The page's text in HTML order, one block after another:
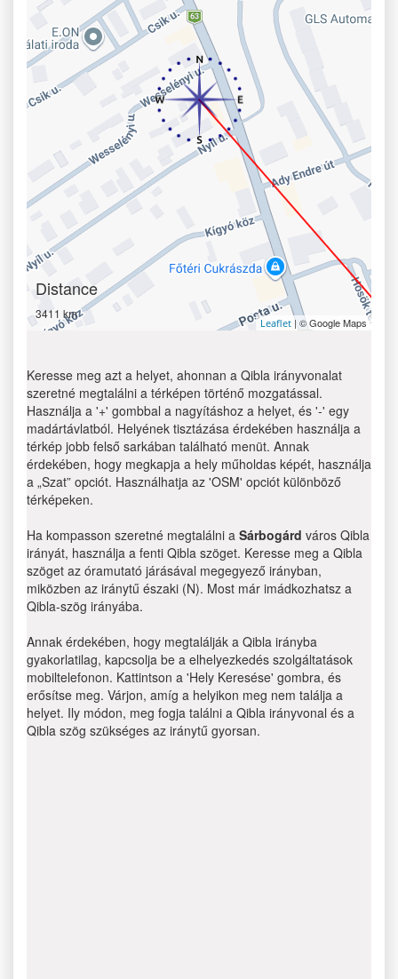
Distance
3411 km
Leaflet | © Google Maps
Keresse meg azt a helyet, ahonnan a Qibla irányvonalat
szeretné megtalálni a térképen történő mozgatással.
Használja a '+' gombbal a nagyításhoz a helyet, és '-' egy
madártávlatból. Helyének tisztázása érdekében használja a
térkép jobb felső sarkában található menüt. Annak
érdekében, hogy megkapja a hely műholdas képét, használja
a „Szat” opciót. Használhatja az 'OSM' opciót különböző
térképeken.
Ha kompasson szeretné megtalálni a Sárbogárd város Qibla
irányát, használja a fenti Qibla szöget. Keresse meg a Qibla
szöget az óramutató járásával megegyező irányban,
miközben az iránytű északi (N). Most már imádkozhatsz a
Qibla-szög irányába.
Annak érdekében, hogy megtalálják a Qibla irányba
gyakorlatilag, kapcsolja be a elhelyezkedés szolgáltatások
mobiltelefonon. Kattintson a 'Hely Keresése' gombra, és
erősítse meg. Várjon, amíg a helyikon meg nem találja a
helyet. Ily módon, meg fogja találni a Qibla irányvonal és a
Qibla szög szükséges az iránytű gyorsan.